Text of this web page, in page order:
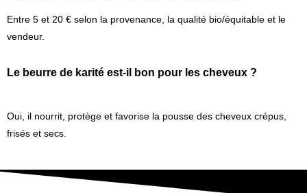
Entre 5 et 20 € selon la provenance, la qualité bio/équitable et le
vendeur.
Le beurre de karité est-il bon pour les cheveux ?
Oui, il nourrit, protège et favorise la pousse des cheveux crépus,
frisés et secs.